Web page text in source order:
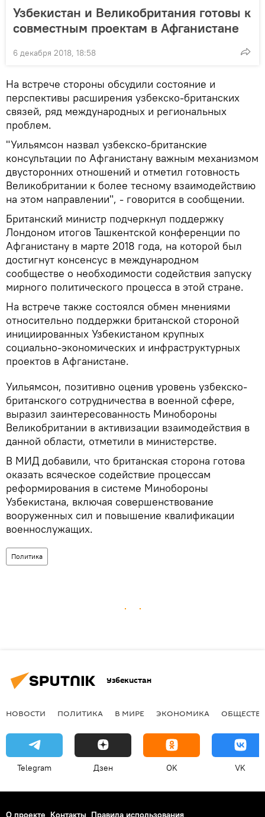
Узбекистан и Великобритания готовы к
совместным проектам в Афганистане
6 декабря 2018, 18:58
На встрече стороны обсудили состояние и
перспективы расширения узбекско-британских
связей, ряд международных и региональных
проблем.
"Уильямсон назвал узбекско-британские
консультации по Афганистану важным механизмом
двусторонних отношений и отметил готовность
Великобритании к более тесному взаимодействию
на этом направлении", - говорится в сообщении.
Британский министр подчеркнул поддержку
Лондоном итогов Ташкентской конференции по
Афганистану в марте 2018 года, на которой был
достигнут консенсус в международном
сообществе о необходимости содействия запуску
мирного политического процесса в этой стране.
На встрече также состоялся обмен мнениями
относительно поддержки британской стороной
инициированных Узбекистаном крупных
социально-экономических и инфраструктурных
проектов в Афганистане.
Уильямсон, позитивно оценив уровень узбекско-
британского сотрудничества в военной сфере,
выразил заинтересованность Минобороны
Великобритании в активизации взаимодействия в
данной области, отметили в министерстве.
В МИД добавили, что британская сторона готова
оказать всяческое содействие процессам
реформирования в системе Минобороны
Узбекистана, включая совершенствование
вооруженных сил и повышение квалификации
военнослужащих.
Политика
Узбекистан
НОВОСТИ ПОЛИТИКА В МИРЕ ЭКОНОМИКА
Telegram Дзен OK VK
О проекте Контакты Правила использования